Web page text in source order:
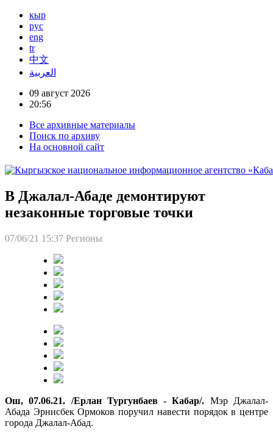
кыр
рус
eng
tr
中文
العربية
09 август 2026
20:56
Все архивные материалы
Поиск по архиву
На основной сайт
В Джалал-Абаде демонтируют
незаконные торговые точки
07/06/21 15:37 Регионы
Ош, 07.06.21. /Ерлан Тургунбаев - Кабар/. Мэр Джалал-
Абада Эрнисбек Ормоков поручил навести порядок в центре
города Джалал-Абад.